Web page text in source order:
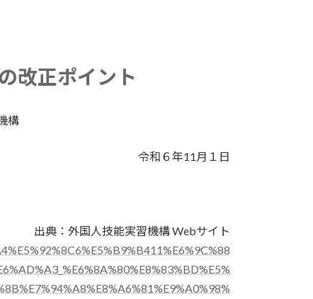
改正ポイント
構
令和６年11月１日
出典：外国人技能実習機構 Webサイト